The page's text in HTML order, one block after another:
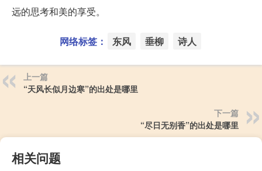
远的思考和美的享受。
网络标签： 东风 垂柳 诗人
上一篇
“天风长似月边寒”的出处是哪里
下一篇
“尽日无别香”的出处是哪里
相关问题